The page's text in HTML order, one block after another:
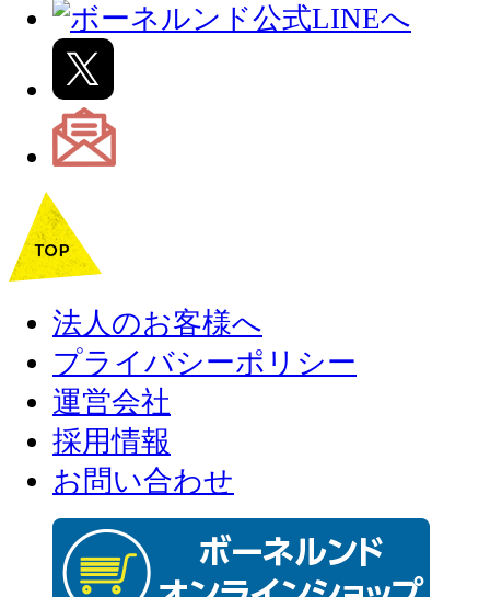
法人のお客様へ
プライバシーポリシー
運営会社
採用情報
お問い合わせ